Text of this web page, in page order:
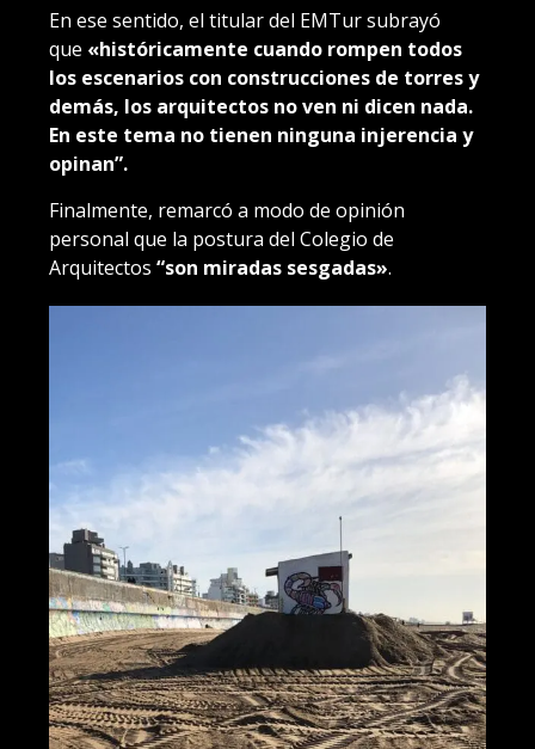
En ese sentido, el titular del EMTur subrayó
que «históricamente cuando rompen todos
los escenarios con construcciones de torres y
demás, los arquitectos no ven ni dicen nada.
En este tema no tienen ninguna injerencia y
opinan”.
Finalmente, remarcó a modo de opinión
personal que la postura del Colegio de
Arquitectos “son miradas sesgadas».